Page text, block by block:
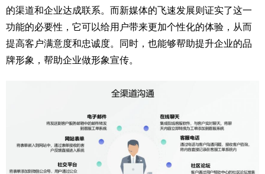
的渠道和企业达成联系。而新媒体的飞速发展则证实了这一
功能的必要性，它可以给用户带来更加个性化的体验，从而
提高客户满意度和忠诚度。同时，也能够帮助提升企业的品
牌形象，帮助企业做形象宣传。